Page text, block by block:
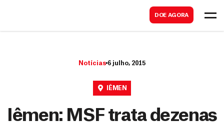
DOE AGORA
r
Notícias 6 julho, 2015
IÊMEN
Iêmen: MSF trata dezenas
a
r